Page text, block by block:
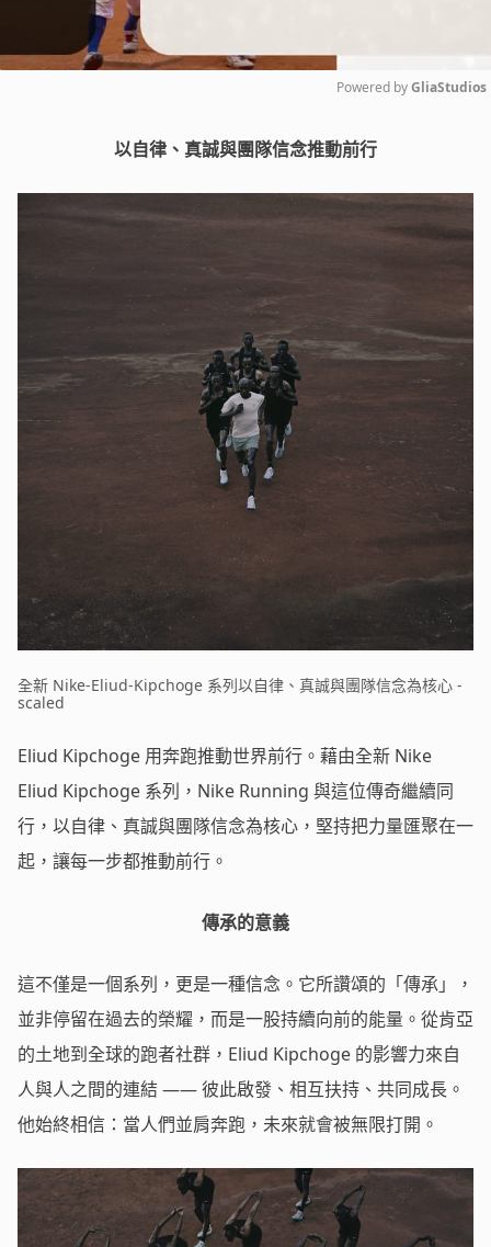
Powered by GliaStudios
以自律、真誠與團隊信念推動前行
全新 Nike-Eliud-Kipchoge 系列以自律、真誠與團隊信念為核心 -
scaled
Eliud Kipchoge 用奔跑推動世界前行。藉由全新 Nike
Eliud Kipchoge 系列，Nike Running 與這位傳奇繼續同
行，以自律、真誠與團隊信念為核心，堅持把力量匯聚在一
起，讓每一步都推動前行。
傳承的意義
這不僅是一個系列，更是一種信念。它所讚頌的「傳承」，
並非停留在過去的榮耀，而是一股持續向前的能量。從肯亞
的土地到全球的跑者社群，Eliud Kipchoge 的影響力來自
人與人之間的連結 —— 彼此啟發、相互扶持、共同成長。
他始終相信：當人們並肩奔跑，未來就會被無限打開。